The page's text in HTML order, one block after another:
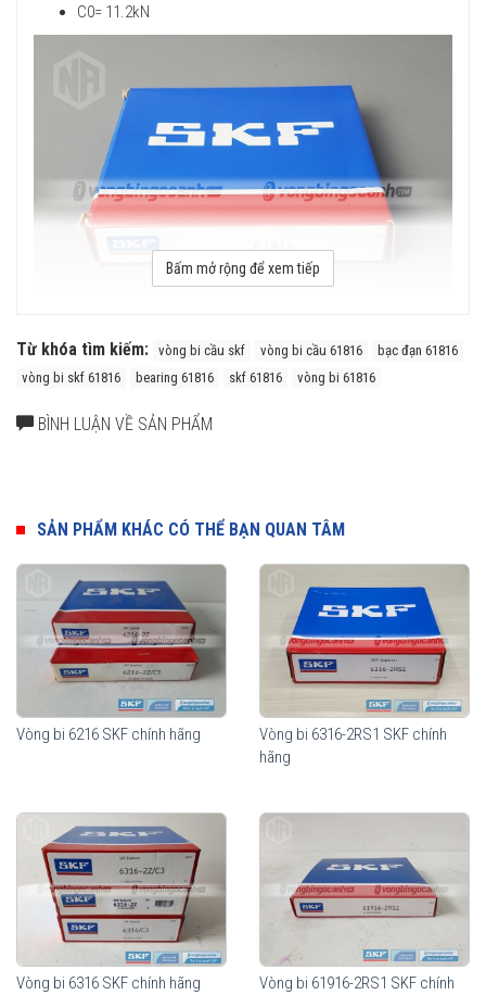
C0= 11.2kN
Tuổi thọ của vòng bi SKF 61816 thế hệ Explorer bền bỉ hơn rất
được hàng triệu khách hàng khắp nơi trên toàn thế giới kiểm
Vòng bi cầu SKF 61816 có nhiều model cấu tạo khác nhau để phù
hợp với nhiều nhu cầu sử dụng của khách hàng, cấu tạo khác nhau
nhằm đáp ứng tối đa công năng sử dụng cũng như giảm thiểu chi
phí cho từng nhu cầu sử dụng của thiết bị.
Vòng bi SKF 61816
Vòng bi SKF 61816 phân phối chính hãng bởi Vòng bi Ngọc Anh -
Bấm mở rộng để xem tiếp
Từ khóa tìm kiếm: vòng bi cầu skf vòng bi cầu 61816
bạc đạn 61816
vòng bi skf 61816
bearing 61816 skf 61816 vòng bi 61816
BÌNH LUẬN VỀ SẢN PHẨM
SẢN PHẨM KHÁC CÓ THỂ BẠN QUAN TÂM
Vòng bi 6216 SKF chính hãng
Vòng bi 6316-2RS1 SKF chính
hãng
Vòng bi 6316 SKF chính hãng Vòng bi 61916-2RS1 SKF chính